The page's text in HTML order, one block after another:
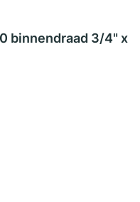
binnendraad 3/4" x